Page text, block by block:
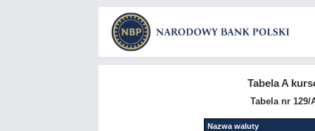
Tabela A
Tabela nr 129/
Nazwa waluty